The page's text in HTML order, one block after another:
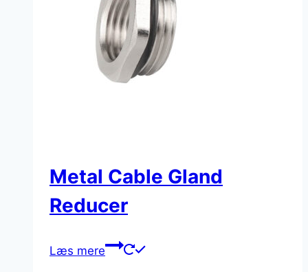
Metal Cable Gland
Reducer
Læs mere